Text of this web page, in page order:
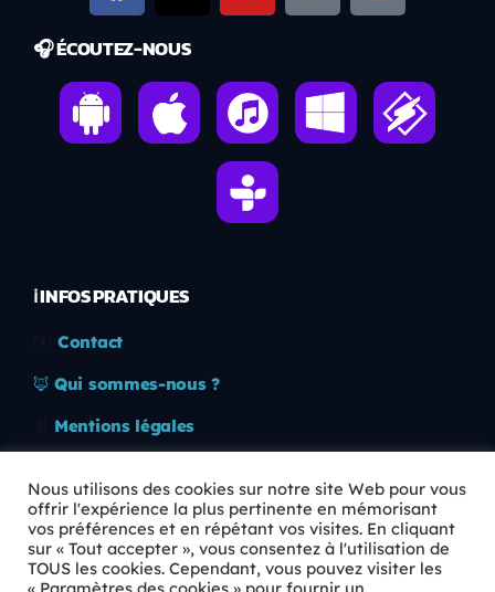
🎧 ÉCOUTEZ-NOUS
ℹ️ INFOS PRATIQUES
Contact
🦊 Qui sommes-nous ?
Mentions légales
🛡️ RGPD
Copyright © 2026 Animkids. Tous droits réservés.
Nous utilisons des cookies sur notre site Web pour vous
offrir l'expérience la plus pertinente en mémorisant
vos préférences et en répétant vos visites. En cliquant
sur « Tout accepter », vous consentez à l'utilisation de
TOUS les cookies. Cependant, vous pouvez visiter les